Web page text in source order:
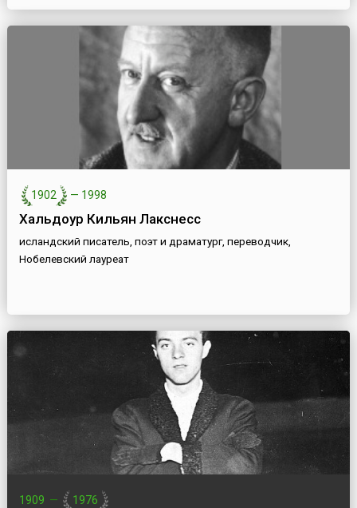
1902 — 1998
Хальдоур Кильян Лакснесс
исландский писатель, поэт и драматург, переводчик,
Нобелевский лауреат
1909 — 1976